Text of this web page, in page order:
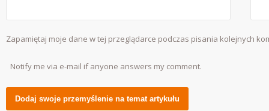
Zapamiętaj moje dane w tej przeglądarce podczas pisania kolejnych
Notify me via e-mail if anyone answers my comment.